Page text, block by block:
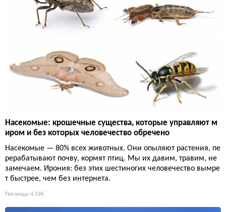
Насекомые: крошечные существа, которые управляют м
иром и без которых человечество обречено
Насекомые — 80% всех животных. Они опыляют растения, пе
рерабатывают почву, кормят птиц. Мы их давим, травим, не
замечаем. Ирония: без этих шестиногих человечество вымре
т быстрее, чем без интернета.
Питомцы 4 596